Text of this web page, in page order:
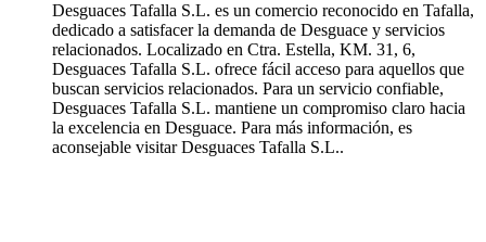
Desguaces Tafalla S.L. es un comercio reconocido en Tafalla,
dedicado a satisfacer la demanda de Desguace y servicios
relacionados. Localizado en Ctra. Estella, KM. 31, 6,
Desguaces Tafalla S.L. ofrece fácil acceso para aquellos que
buscan servicios relacionados. Para un servicio confiable,
Desguaces Tafalla S.L. mantiene un compromiso claro hacia
la excelencia en Desguace. Para más información, es
aconsejable visitar Desguaces Tafalla S.L..